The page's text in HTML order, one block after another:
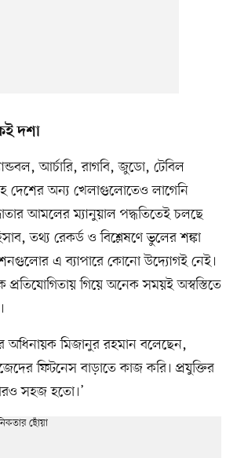
দশা
আর্চারি, রাগবি, জুডো, টেবিল
দেশের অন্য খেলাগুলোতেও লাগেনি
আমলের ম্যানুয়াল পদ্ধতিতেই চলছে
তথ্য রেকর্ড ও বিশ্লেষণে ভুলের শঙ্কা
এ ব্যাপারে কোনো উদ্যোগই নেই।
প্রতিযোগিতায় গিয়ে অনেক সময়ই অস্বস্তিতে
অধিনায়ক মিজানুর রহমান বলেছেন,
ফিটনেস বাড়াতে কাজ করি। প্রযুক্তির
সহজ হতো।’